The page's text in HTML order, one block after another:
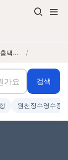
종합소득세 신고 전 홈택스 수임동의 방법 /
검색
원천징수영수증